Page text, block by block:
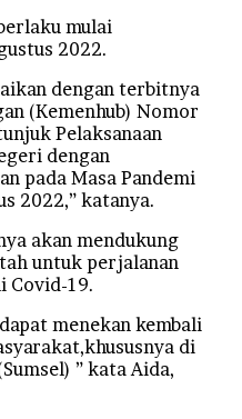
mulai
2022.
dengan terbitnya
(Kemenhub) Nomor
Pelaksanaan
dengan
pada Masa Pandemi
2022,” katanya.
akan mendukung
untuk perjalanan
Covid-19.
menekan kembali
di
” kata Aida,